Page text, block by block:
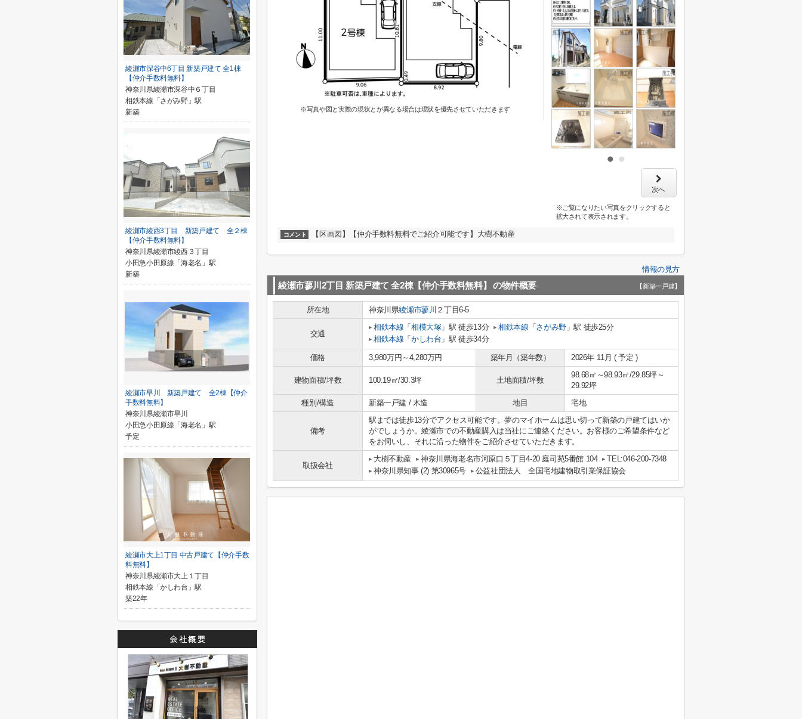
※写真や図と実際の現状とが異なる場合は現状を優先させていただきます
次へ
※ご覧になりたい写真をクリックすると
拡大されて表示されます。
コメント 【区画図】【仲介手数料無料でご紹介可能です】大樹不動産
情報の見方
綾瀬市蓼川2丁目 新築戸建て 全2棟【仲介手数料無料】 の物件概要 【新築一戸建】
所在地 神奈川県綾瀬市蓼川 ２丁目6-5
交通
相鉄本線 「相模大塚」駅 徒歩13分 相鉄本線 「 さがみ野」駅 徒歩25分
相鉄本線 「かしわ台 」駅 徒歩34分
価格 3,980万円～4,280万円 築年月（築年数） 2026年 11月 ( 予定 )
建物面積/坪数 100.19㎡/30.3坪 土地面積/坪数
98.68㎡～98.93㎡/29.85坪～
29.92坪
種別/構造
新築一戸建 / 木造 地目 宅地
備考
駅までは徒歩13分でアクセス可能です。夢のマイホームは思い切って新築の戸建てはいか
がでしょうか。綾瀬市での不動産購入は当社にご連絡ください。お客様のご希望条件など
をお伺いし、それに沿った物件をご紹介させていただきます。
取扱会社
大樹不動産 神奈川県海老名市河原口５丁目4-20 庭司苑5番館 104
TEL:046-200-7348
神奈川県知事 (2) 第30965号
公益社団法人 全国宅地建物取引業保証協会
綾瀬市深谷中6丁目 新築戸建て 全1棟
【仲介手数料無料】
神奈川県綾瀬市深谷中６丁目
相鉄本線「さがみ野」駅
新築
綾瀬市綾西3丁目 新築戸建て 全２棟
【仲介手数料無料】
神奈川県綾瀬市綾西３丁目
小田急小田原線「海老名」駅
新築
綾瀬市早川 新築戸建て 全2棟【仲介
手数料無料】
神奈川県綾瀬市早川
小田急小田原線「海老名」駅
予定
綾瀬市大上1丁目 中古戸建て【仲介手数
料無料】
神奈川県綾瀬市大上１丁目
相鉄本線「かしわ台」駅
築22年